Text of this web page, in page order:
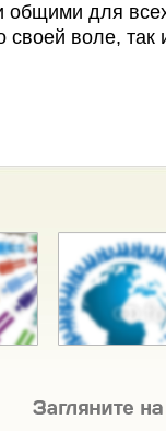
общими для
своей воле,